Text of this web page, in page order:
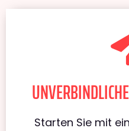
Starten Sie mit